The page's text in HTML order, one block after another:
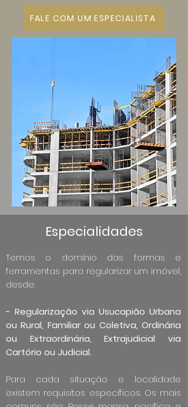
FALE COM UM ESPECIALISTA
Especialidades
Temos o domínio das formas e
ferramentas para regularizar um imóvel,
desde:
- Regularização via Usucapião Urbana
ou Rural, Familiar ou Coletiva, Ordinária
ou Extraordinária, Extrajudicial via
Cartório ou Judicial.
Para cada situação e localidade
existem requisitos específicos. Os mais